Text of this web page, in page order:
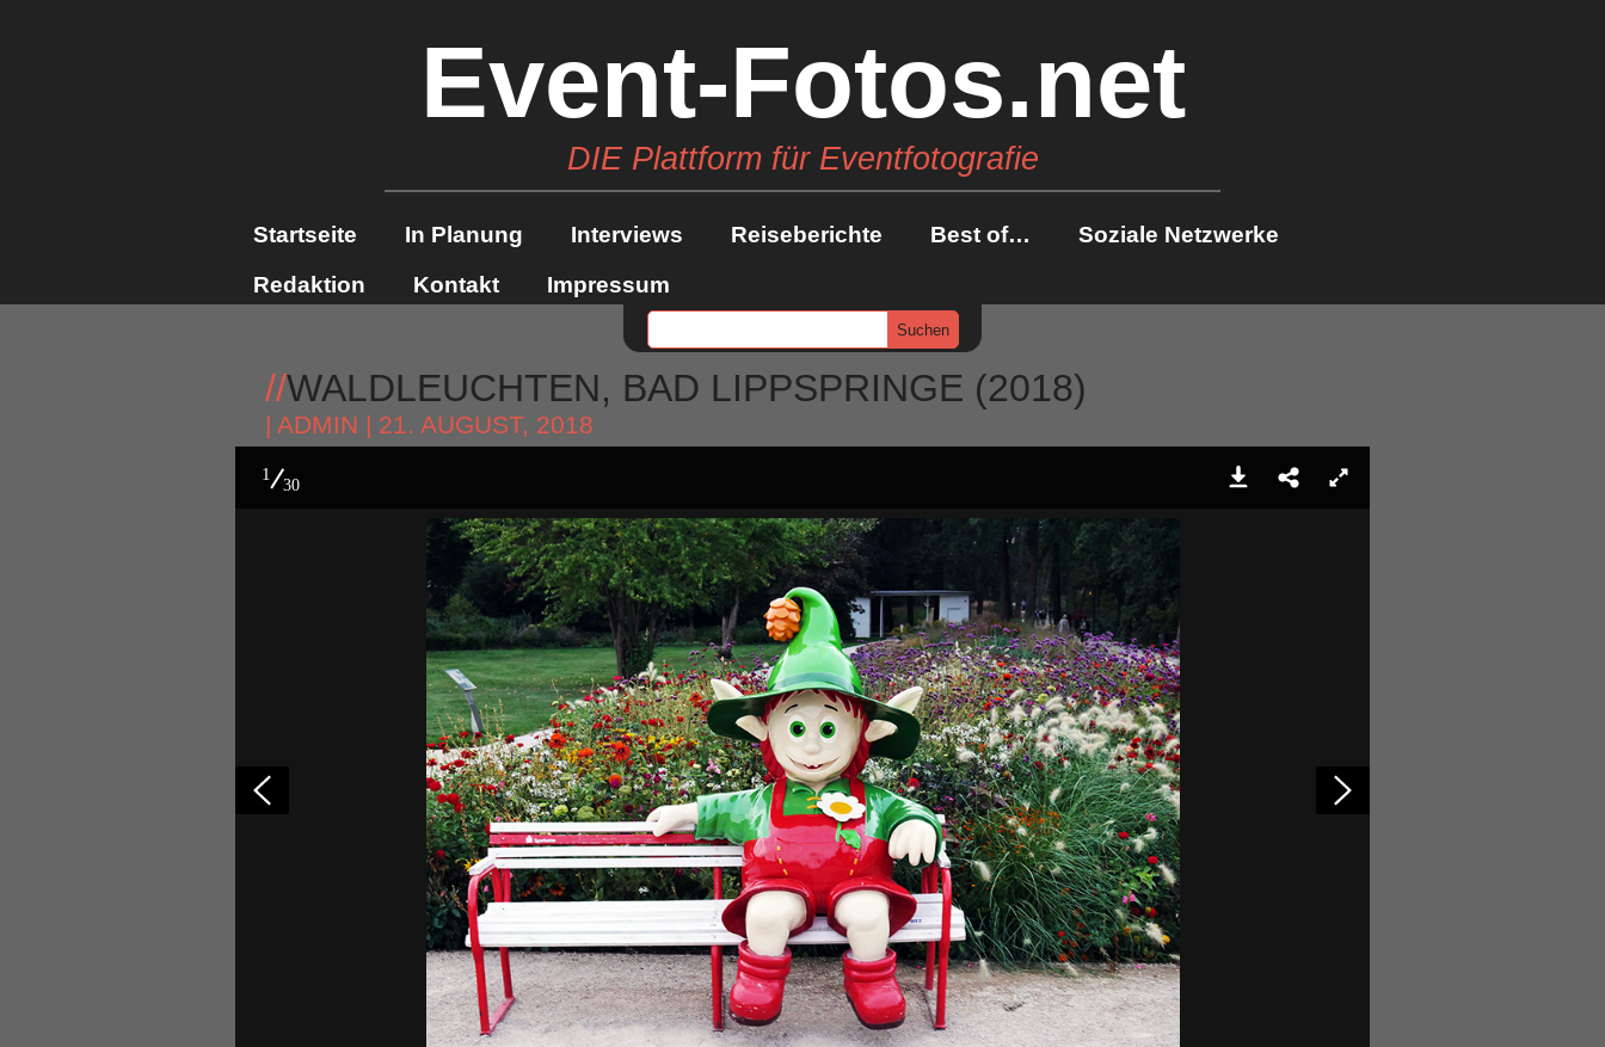
Event-Fotos.net
DIE Plattform für Eventfotografie
Startseite In Planung Interviews Reiseberichte Best of…
Soziale Netzwerke
Redaktion
Kontakt Impressum
//WALDLEUCHTEN, BAD LIPPSPRINGE (2018)
| ADMIN | 21. AUGUST, 2018
1
30